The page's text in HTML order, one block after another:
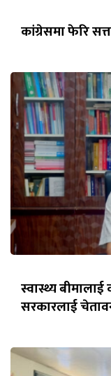
कांग्रेसमा फेरि
स्वास्थ्य
सरकारलाई